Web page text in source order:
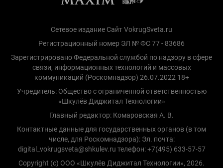
Сетевое издание Сайт VokrugSveta.ru
Регистрационный номер ЭЛ № ФС 77 - 83686
Зарегистрировано Федеральной службой по надзору в сфере
связи, информационных технологий и массовых
коммуникаций (Роскомнадзор) 26.07.2022 18+
Учредитель: Общество с ограниченной ответственностью
«Шкулёв Диджитал Технологии»
Главный редактор: Комаровская А. В.
Контактные данные для государственных органов (в том
числе, для Роскомнадзора): Эл. почта:
digital_vokrugsveta@shkulev.ru телефон: +7(495) 633-57-57
Copyright (с) ООО «Шкулёв Диджитал Технологии», 2026.